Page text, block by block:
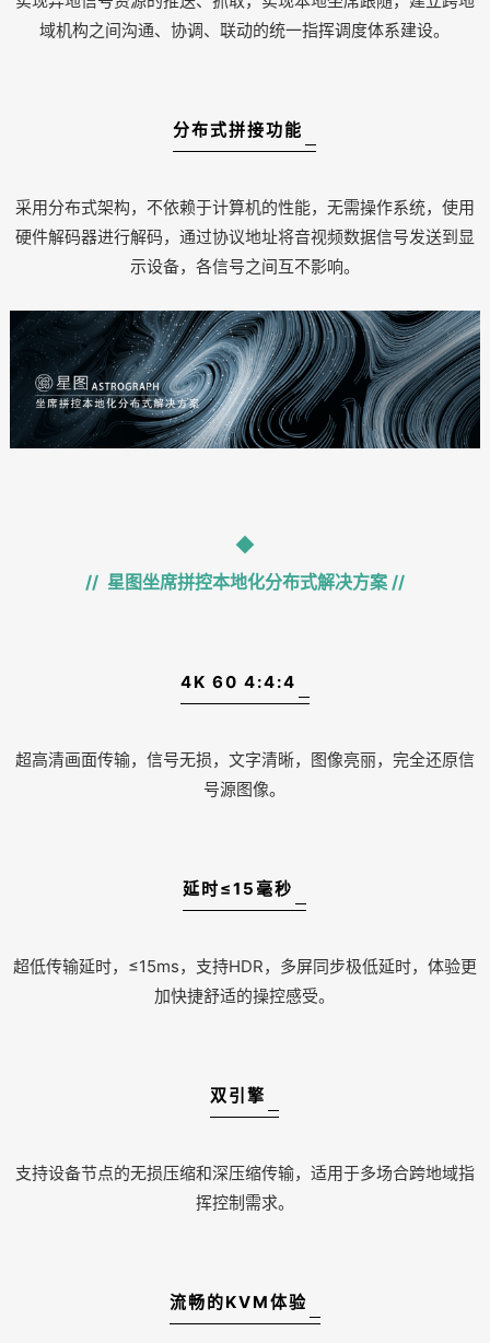
域机构之间沟通、协调、联动的统一指挥调度体系建设。
分布式拼接功能
采用分布式架构，不依赖于计算机的性能，无需操作系统，使用
硬件解码器进行解码，通过协议地址将音视频数据信号发送到显
示设备，各信号之间互不影响。
// 星图坐席拼控本地化分布式解决方案//
4K 60 4:4:4
超高清画面传输，信号无损，文字清晰，图像亮丽，完全还原信
号源图像。
延时≤15毫秒
超低传输延时，≤15ms，支持HDR，多屏同步极低延时，体验更
加快捷舒适的操控感受。
双引擎
支持设备节点的无损压缩和深压缩传输，适用于多场合跨地域指
挥控制需求。
流畅的KVM体验